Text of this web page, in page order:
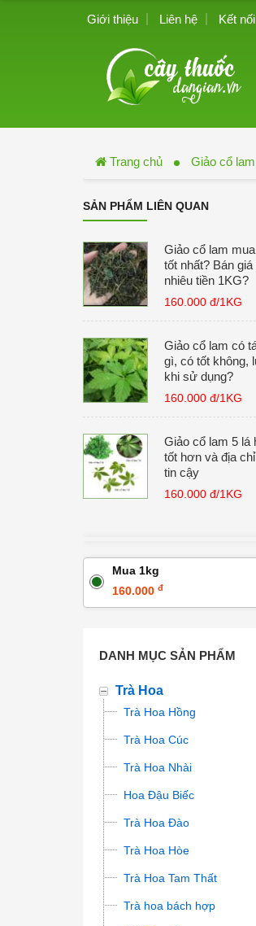
Giới thiệu Liên hệ Kết nối
Trang chủ Giảo cổ lam
SẢN PHẨM LIÊN QUAN
Giảo cổ lam
tốt nhất? Bán giá
nhiêu tiền 1KG?
160.000 đ/1KG
Giảo cổ lam có
gì, có tốt không,
khi sử dụng?
160.000 đ/1KG
Giảo cổ lam 5 lá
tốt hơn và địa
tin cậy
160.000 đ/1KG
Mua 1kg
160.000 đ
DANH MỤC SẢN PHẨM
Trà Hoa
Trà Hoa Hồng
Trà Hoa Cúc
Trà Hoa Nhài
Hoa Đậu Biếc
Trà Hoa Đào
Trà Hoa Hòe
Trà Hoa Tam Thất
Trà hoa bách hợp